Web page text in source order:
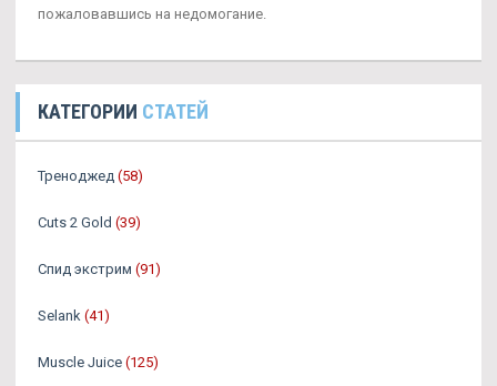
пожаловавшись на недомогание.
КАТЕГОРИИ СТАТЕЙ
Треноджед (58)
Cuts 2 Gold (39)
Спид экстрим (91)
Selank (41)
Muscle Juice (125)